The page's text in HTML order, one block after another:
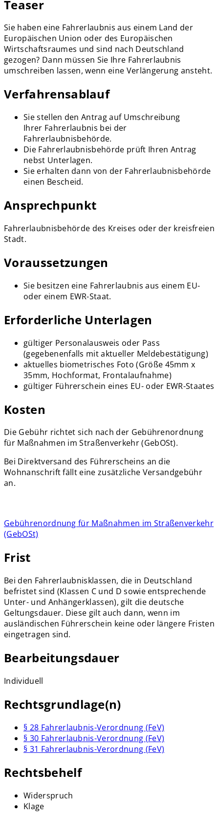
Teaser
Sie haben eine Fahrerlaubnis aus einem Land der
Europäischen Union oder des Europäischen
Wirtschaftsraumes und sind nach Deutschland
gezogen? Dann müssen Sie Ihre Fahrerlaubnis
umschreiben lassen, wenn eine Verlängerung ansteht.
Verfahrensablauf
Sie stellen den Antrag auf Umschreibung
Ihrer Fahrerlaubnis bei der
Fahrerlaubnisbehörde.
Die Fahrerlaubnisbehörde prüft Ihren Antrag
nebst Unterlagen.
Sie erhalten dann von der Fahrerlaubnisbehörde
einen Bescheid.
Ansprechpunkt
Fahrerlaubnisbehörde des Kreises oder der kreisfreien
Stadt.
Voraussetzungen
Sie besitzen eine Fahrerlaubnis aus einem EU-
oder einem EWR-Staat.
Erforderliche Unterlagen
gültiger Personalausweis oder Pass
(gegebenenfalls mit aktueller Meldebestätigung)
aktuelles biometrisches Foto (Größe 45mm x
35mm, Hochformat, Frontalaufnahme)
gültiger Führerschein eines EU- oder EWR-Staates
Kosten
Die Gebühr richtet sich nach der Gebührenordnung
für Maßnahmen im Straßenverkehr (GebOSt).
Bei Direktversand des Führerscheins an die
Wohnanschrift fällt eine zusätzliche Versandgebühr
an.
Gebührenordnung für Maßnahmen im Straßenverkehr
(GebOSt)
Frist
Bei den Fahrerlaubnisklassen, die in Deutschland
befristet sind (Klassen C und D sowie entsprechende
Unter- und Anhängerklassen), gilt die deutsche
Geltungsdauer. Diese gilt auch dann, wenn im
ausländischen Führerschein keine oder längere Fristen
eingetragen sind.
Bearbeitungsdauer
Individuell
Rechtsgrundlage(n)
§ 28 Fahrerlaubnis-Verordnung (FeV)
§ 30 Fahrerlaubnis-Verordnung (FeV)
§ 31 Fahrerlaubnis-Verordnung (FeV)
Rechtsbehelf
Widerspruch
Klage